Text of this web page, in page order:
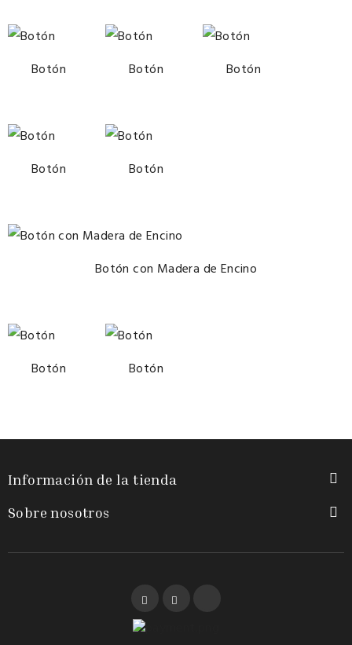
Botón Botón Botón
Botón Botón
Botón con Madera de Encino
Botón Botón
Información de la tienda 
Sobre nosotros 
Facebook